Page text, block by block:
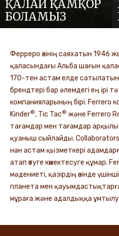
ҚАЛАЙ ҚАМҚОР
БОЛАМЫЗ
Ферреро өзінің саяхатын
қаласындағы Альба шағын
170-тен астам елде
брендтері бар әлемдегі ең ірі
компанияларының бірі. Ferrero
Kinder®, Tic Tac® және Ferrero
тағамдар мен тағамдар арқылы
қуаныш сыйлайды.
нан астам қызметкері
атап өтуге көмектесуге құмар.
мәдениеті, қазірдің өзінде
планета мен
мұраға және адалдыққа